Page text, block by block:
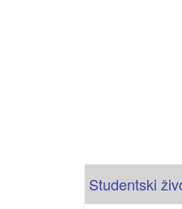
Studentski